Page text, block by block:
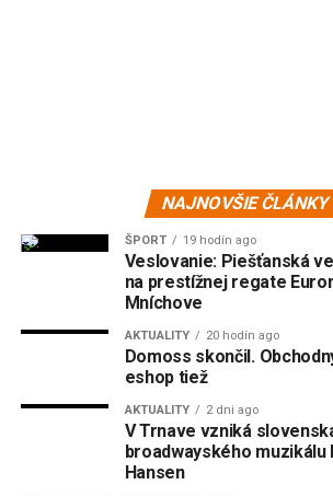
NAJNOVŠIE ČLÁNKY
ŠPORT 19 hodín ago
Veslovanie: Piešťanská
na prestížnej regate
Mníchove
AKTUALITY 20 hodín ago
Domoss skončil.
eshop tiež
AKTUALITY 2 dni ago
V Trnave vzniká
broadwayského muzikálu
Hansen